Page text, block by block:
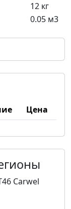
12 кг
0.05 м3
Цена
Carwel